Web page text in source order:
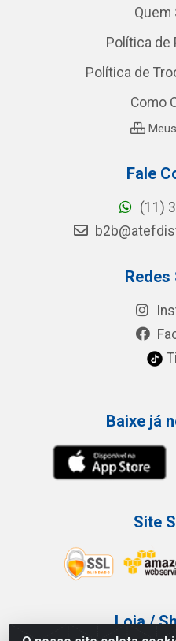
Quem
Política de
Política de
Como
Fale
(11)
Redes
Baixe já
Site
Loja /